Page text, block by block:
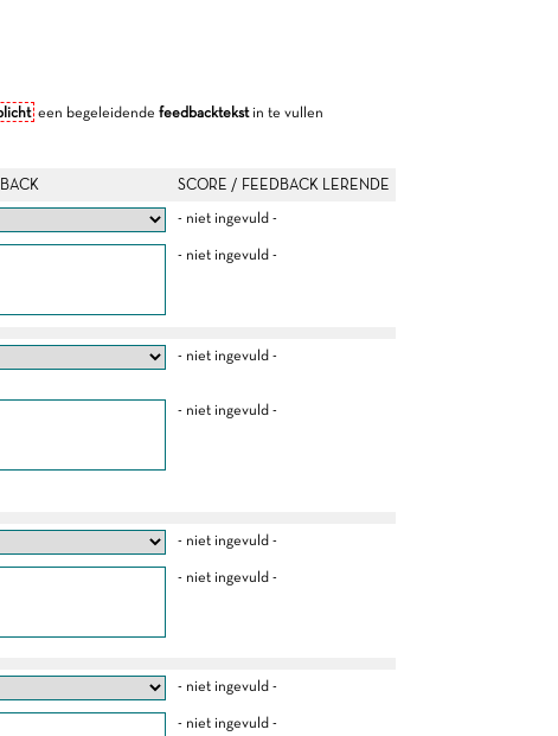
een begeleidende feedbacktekstin te vullen
SCORE / FEEDBACK LERENDE
- niet ingevuld -
- niet ingevuld -
- niet ingevuld -
- niet ingevuld -
- niet ingevuld -
- niet ingevuld -
- niet ingevuld -
- niet ingevuld -